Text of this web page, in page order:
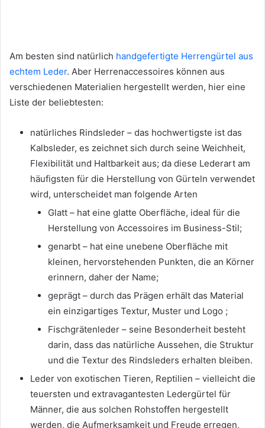
Am besten sind natürlich handgefertigte Herrengürtel aus
echtem Leder. Aber Herrenaccessoires können aus
verschiedenen Materialien hergestellt werden, hier eine
Liste der beliebtesten:
natürliches Rindsleder – das hochwertigste ist das
Kalbsleder, es zeichnet sich durch seine Weichheit,
Flexibilität und Haltbarkeit aus; da diese Lederart am
häufigsten für die Herstellung von Gürteln verwendet
wird, unterscheidet man folgende Arten
Glatt – hat eine glatte Oberfläche, ideal für die
Herstellung von Accessoires im Business-Stil;
genarbt – hat eine unebene Oberfläche mit
kleinen, hervorstehenden Punkten, die an Körner
erinnern, daher der Name;
geprägt – durch das Prägen erhält das Material
ein einzigartiges Textur, Muster und Logo ;
Fischgrätenleder – seine Besonderheit besteht
darin, dass das natürliche Aussehen, die Struktur
und die Textur des Rindsleders erhalten bleiben.
Leder von exotischen Tieren, Reptilien – vielleicht die
teuersten und extravagantesten Ledergürtel für
Männer, die aus solchen Rohstoffen hergestellt
werden, die Aufmerksamkeit und Freude erregen,